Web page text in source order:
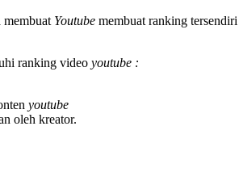
Youtube membuat ranking
ranking video youtube :
youtube
oleh kreator.